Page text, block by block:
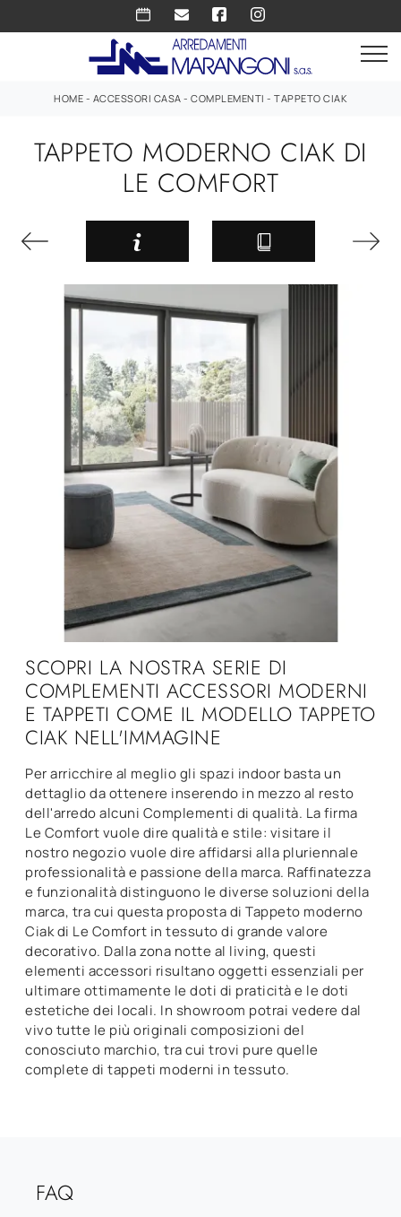
HOME - ACCESSORI CASA - COMPLEMENTI - TAPPETO CIAK
TAPPETO MODERNO CIAK DI
LE COMFORT
SCOPRI LA NOSTRA SERIE DI
COMPLEMENTI ACCESSORI MODERNI
E TAPPETI COME IL MODELLO TAPPETO
CIAK NELL'IMMAGINE
Per arricchire al meglio gli spazi indoor basta un
dettaglio da ottenere inserendo in mezzo al resto
dell'arredo alcuni Complementi di qualità. La firma
Le Comfort vuole dire qualità e stile: visitare il
nostro negozio vuole dire affidarsi alla pluriennale
professionalità e passione della marca. Raffinatezza
e funzionalità distinguono le diverse soluzioni della
marca, tra cui questa proposta di Tappeto moderno
Ciak di Le Comfort in tessuto di grande valore
decorativo. Dalla zona notte al living, questi
elementi accessori risultano oggetti essenziali per
ultimare ottimamente le doti di praticità e le doti
estetiche dei locali. In showroom potrai vedere dal
vivo tutte le più originali composizioni del
conosciuto marchio, tra cui trovi pure quelle
complete di tappeti moderni in tessuto.
FAQ